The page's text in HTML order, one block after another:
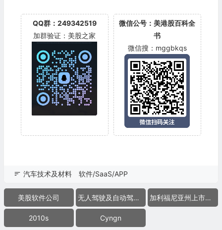
QQ群：249342519
加群验证：美股之家
微信公号：美港股百科全
书
微信搜：mggbkqs
汽车技术及材料 软件/SaaS/APP
美股软件公司 无人驾驶及自动驾驶技术公司 加利福尼亚州上市公司
2010s Cyngn